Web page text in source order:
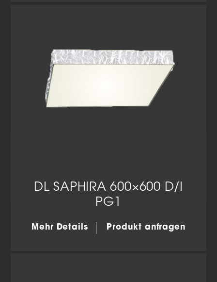
DL SAPHIRA 600×600 D/I
PG1
Mehr Details Produkt anfragen